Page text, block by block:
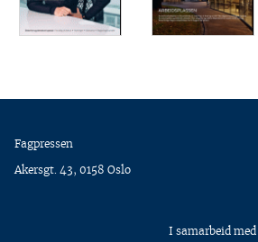
Fagpressen
Akersgt. 43, 0158 Oslo
I samarbeid med